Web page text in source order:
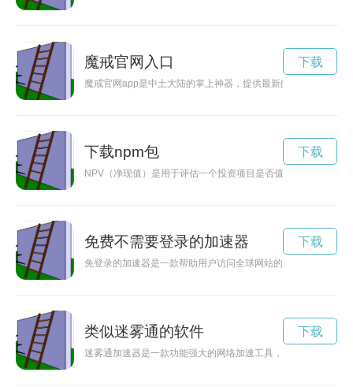
魔戒官网入口
魔戒官网app是中土大陆的掌上神器，提供最新的中土大陆资
下载
下载npm包
NPV（净现值）是用于评估一个投资项目是否值得进行的重要
下载
免费不需要登录的加速器
免登录的加速器是一款帮助用户访问全球网站的工具，无需繁
下载
类似迷雾通的软件
迷雾通加速器是一款功能强大的网络加速工具，在安卓设备上
下载